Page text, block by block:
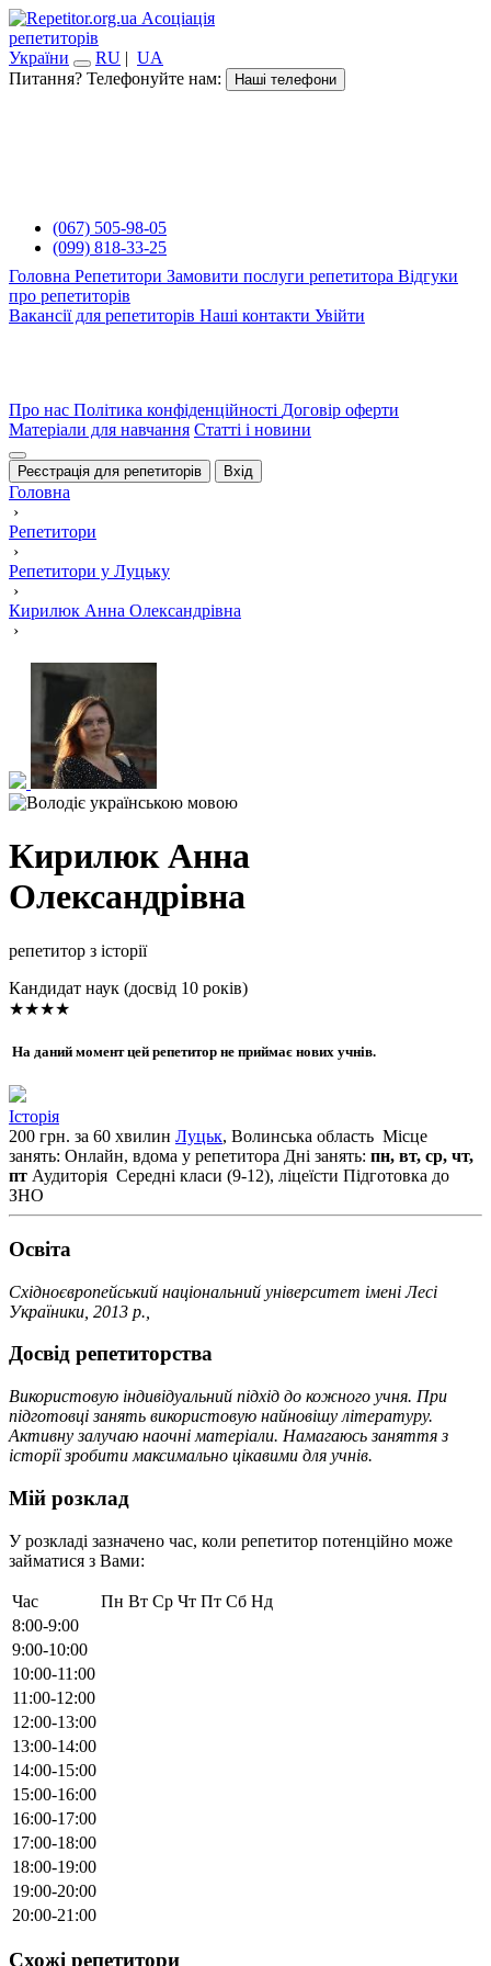
Асоціація
репетиторів
України
RU | UA
Питання? Телефонуйте нам:
Наші телефони
(067) 505-98-05
(099) 818-33-25
Головна Репетитори Замовити послуги репетитора Відгуки
про репетиторів
Вакансії для репетиторів Наші контакти Увійти
Про нас Політика конфіденційності Договір оферти
Матеріали для навчання Статті і новини
Реєстрація для репетиторів Вхід
Головна
›
Репетитори
›
Репетитори у Луцьку
›
Кирилюк Анна Олександрівна
›
Кирилюк Анна
Олександрівна
репетитор з історії
Кандидат наук (досвід 10 років)
★★★★
На даний момент цей репетитор не приймає нових учнів.
Історія
200 грн. за 60 хвилин Луцьк, Волинська область Місце
занять: Онлайн, вдома у репетитора Дні занять: пн, вт, ср, чт,
пт Аудиторія Середні класи (9-12), ліцеїсти Підготовка до
ЗНО
Освiта
Східноєвропейський національний університет імені Лесі
Україники, 2013 р.,
Досвід репетиторства
Використовую індивідуальний підхід до кожного учня. При
підготовці занять використовую найновішу літературу.
Активну залучаю наочні матеріали. Намагаюсь заняття з
історії зробити максимально цікавими для учнів.
Мій розклад
У розкладі зазначено час, коли репетитор потенційно може
займатися з Вами:
Час Пн Вт Ср Чт Пт Сб Нд
8:00-9:00
9:00-10:00
10:00-11:00
11:00-12:00
12:00-13:00
13:00-14:00
14:00-15:00
15:00-16:00
16:00-17:00
17:00-18:00
18:00-19:00
19:00-20:00
20:00-21:00
Схожі репетитори